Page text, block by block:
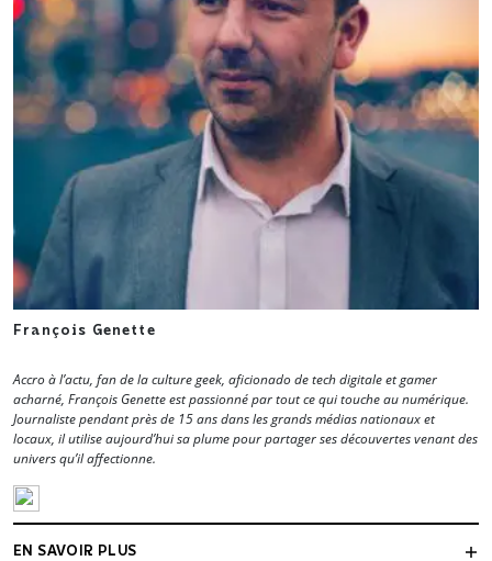
François Genette
Accro à l’actu, fan de la culture geek, aficionado de tech digitale et gamer
acharné, François Genette est passionné par tout ce qui touche au numérique.
Journaliste pendant près de 15 ans dans les grands médias nationaux et
locaux, il utilise aujourd’hui sa plume pour partager ses découvertes venant des
univers qu’il affectionne.
EN SAVOIR PLUS